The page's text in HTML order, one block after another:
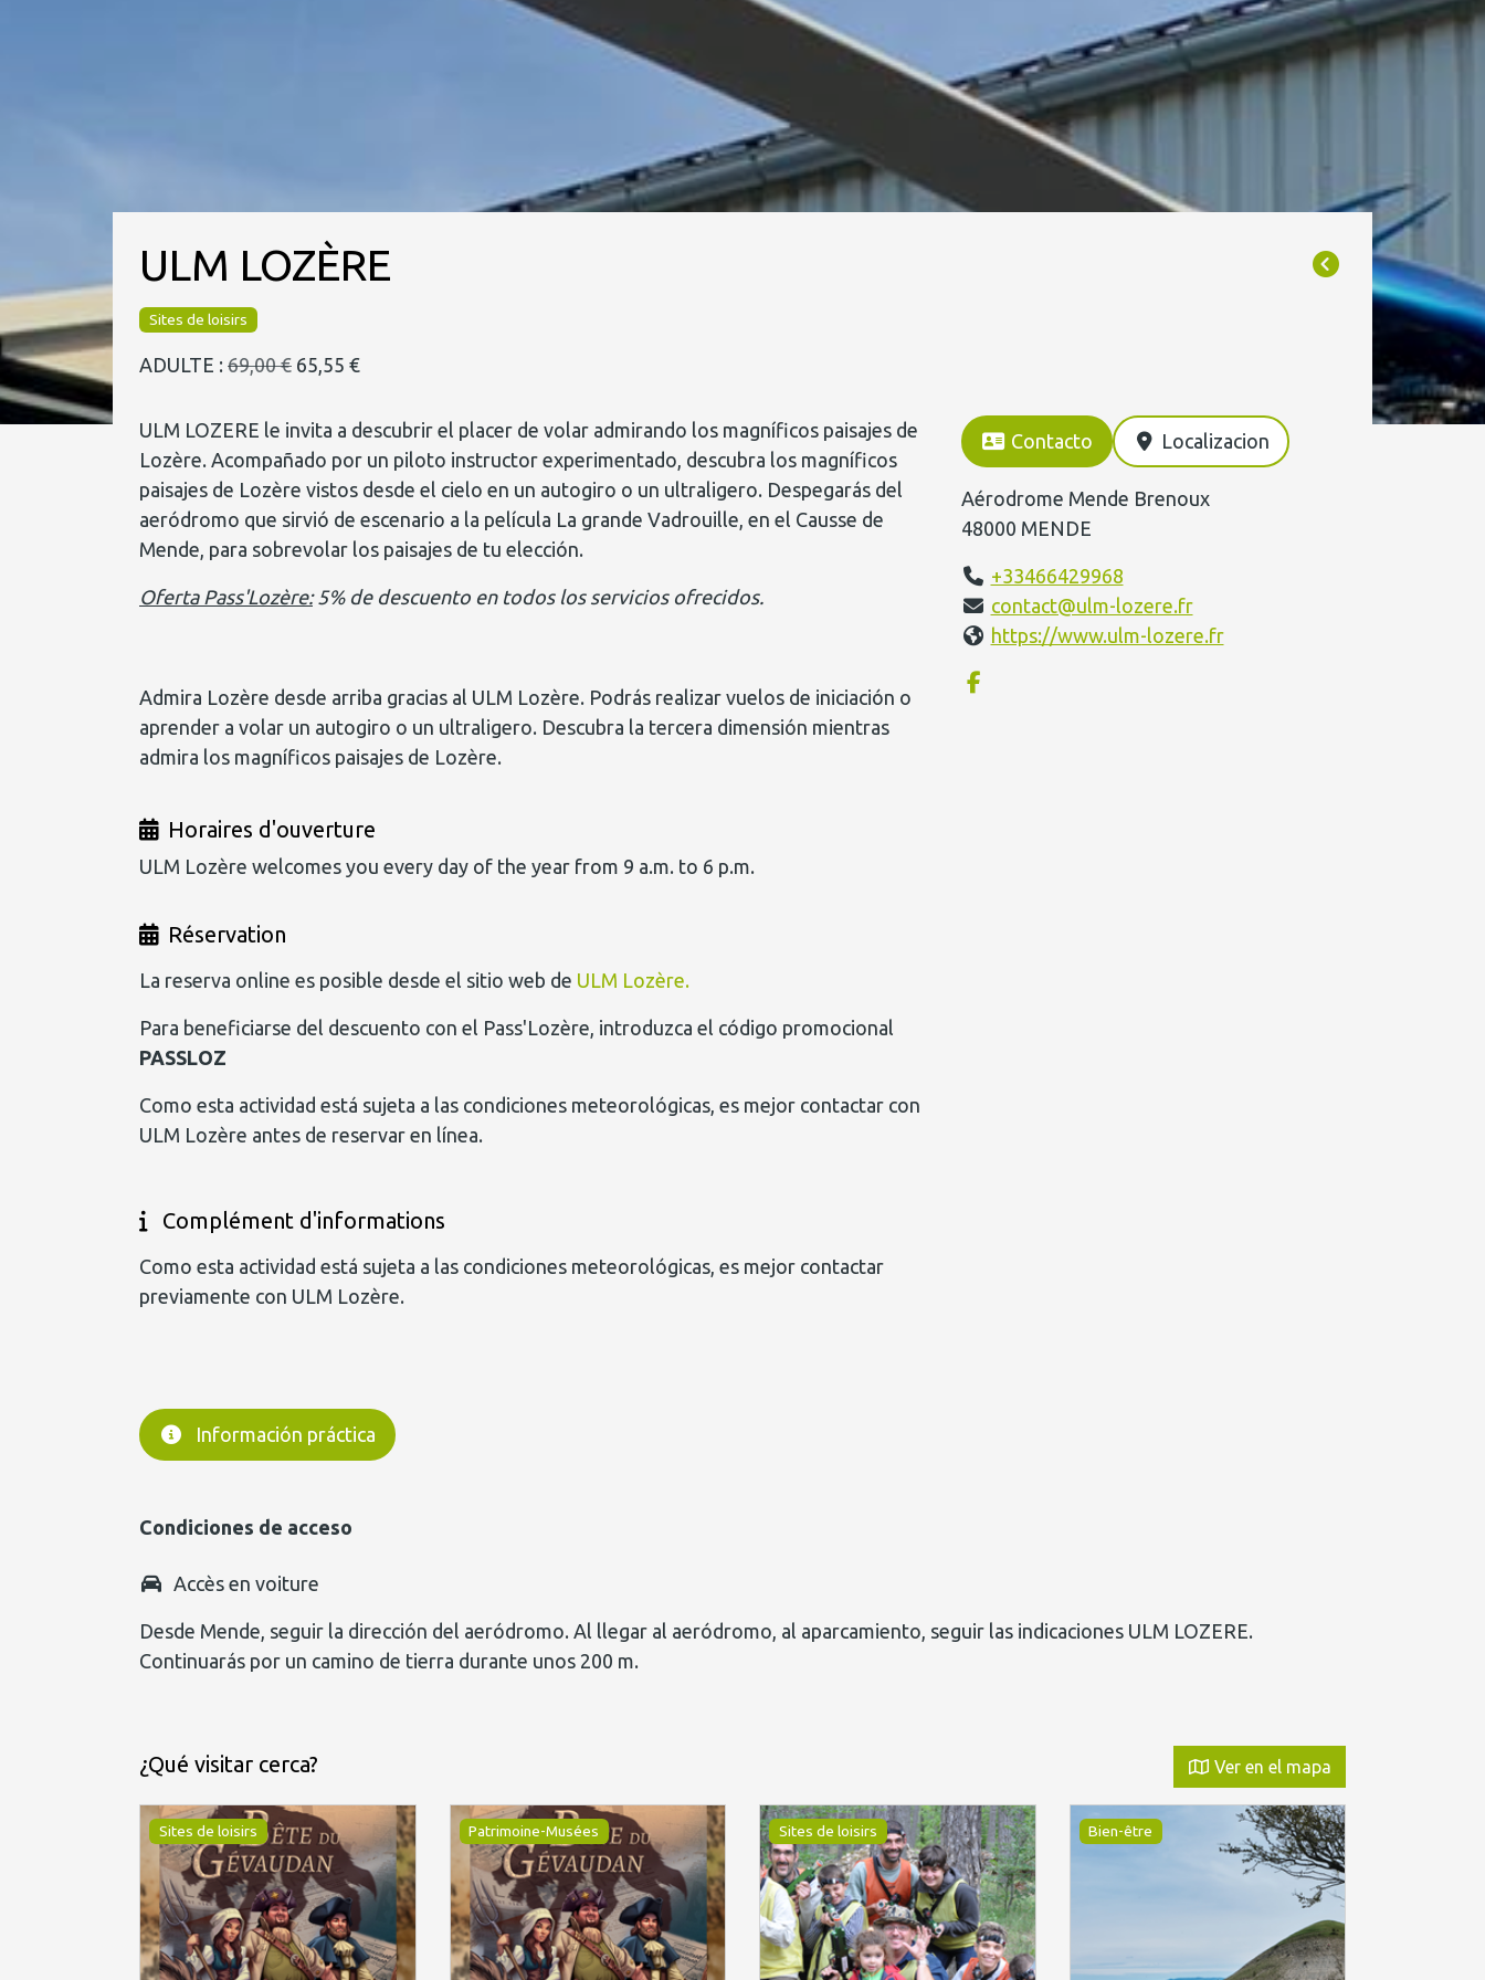
ULM LOZÈRE
Sites de loisirs
ADULTE : 69,00 € 65,55 €
ULM LOZERE le invita a descubrir el placer de volar admirando los magníficos paisajes de
Lozère. Acompañado por un piloto instructor experimentado, descubra los magníficos
paisajes de Lozère vistos desde el cielo en un autogiro o un ultraligero. Despegarás del
aeródromo que sirvió de escenario a la película La grande Vadrouille, en el Causse de
Mende, para sobrevolar los paisajes de tu elección.
Oferta Pass'Lozère:5% de descuento en todos los servicios ofrecidos.
Complément d'informations
Como esta actividad está sujeta a las condiciones meteorológicas, es mejor contactar
previamente con ULM Lozère.
Admira Lozère desde arriba gracias al ULM Lozère. Podrás realizar vuelos de iniciación o
aprender a volar un autogiro o un ultraligero. Descubra la tercera dimensión mientras
admira los magníficos paisajes de Lozère.
Réservation
La reserva online es posible desde el sitio web de ULM Lozère.
Para beneficiarse del descuento con el Pass'Lozère, introduzca el código promocional
PASSLOZ
Como esta actividad está sujeta a las condiciones meteorológicas, es mejor contactar con
ULM Lozère antes de reservar en línea.
Horaires d'ouverture
ULM Lozère welcomes you every day of the year from 9 a.m. to 6 p.m.
Contacto Localizacion
Aérodrome Mende Brenoux
48000 MENDE
+33466429968
contact@ulm-lozere.fr
https://www.ulm-lozere.fr
Información práctica
Condiciones de acceso
Accès en voiture
Desde Mende, seguir la dirección del aeródromo. Al llegar al aeródromo, al aparcamiento, seguir las indicaciones ULM LOZERE.
Continuarás por un camino de tierra durante unos 200 m.
¿Qué visitar cerca? Ver en el mapa
Sites de loisirs Patrimoine-Musées Sites de loisirs Bien-être